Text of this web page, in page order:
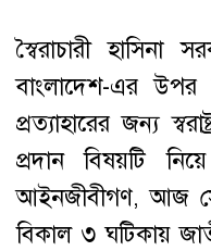
স্বৈরাচারী হাসিনা
বাংলাদেশ-এর উপর
প্রত্যাহারের জন্য
প্রদান বিষয়টি
আইনজীবীগণ, আজ
বিকাল ৩ ঘটিকায়